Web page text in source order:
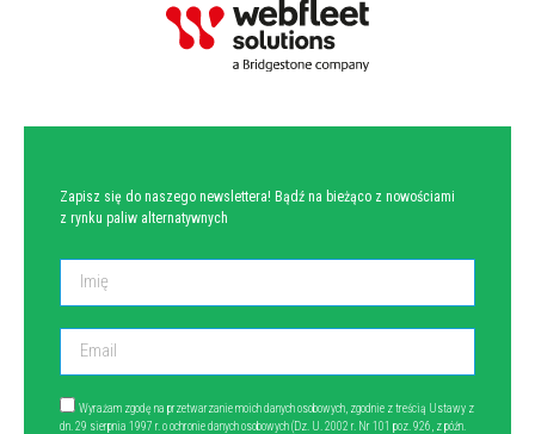
Zapisz się do naszego newslettera! Bądź na bieżąco z nowościami
z rynku paliw alternatywnych
Wyrażam zgodę na przetwarzanie moich danych osobowych, zgodnie z treścią Ustawy z
dn. 29 sierpnia 1997 r. o ochronie danych osobowych (Dz. U. 2002 r. Nr 101 poz. 926, z późn.